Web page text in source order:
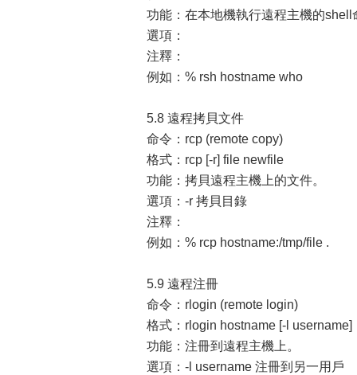
功能：在本地機執行遠程主機的shell
選項：
注釋：
例如：% rsh hostname who
5.8 遠程拷貝文件
命令：rcp (remote copy)
格式：rcp [-r] file newfile
功能：拷貝遠程主機上的文件。
選項：-r 拷貝目錄
注釋：
例如：% rcp hostname:/tmp/file .
5.9 遠程注冊
命令：rlogin (remote login)
格式：rlogin hostname [-l username]
功能：注冊到遠程主機上。
選項：-l username 注冊到另一用戶